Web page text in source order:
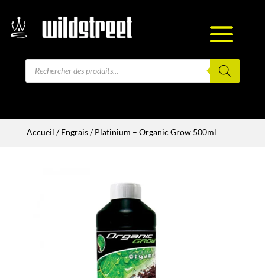
Recherche
Accueil /Engrais/ Platinium – Organic Grow 500ml